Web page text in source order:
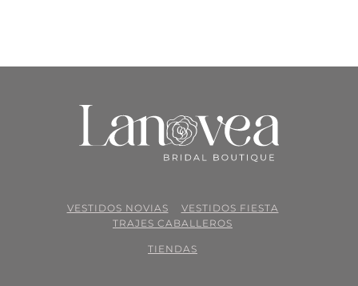
VESTIDOS NOVIAS
VESTIDOS FIESTA
TRAJES CABALLEROS
TIENDAS